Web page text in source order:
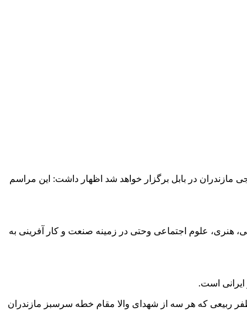
مازندران در بابل برگزار خواهد شد اظهار داشت: این مراسم
هنری، علوم اجتماعی وحتی در زمینه صنعت و کار آفرینی به
است.
ربیعی که هر سه از شهدای والا مقام خطه سرسبز مازندران